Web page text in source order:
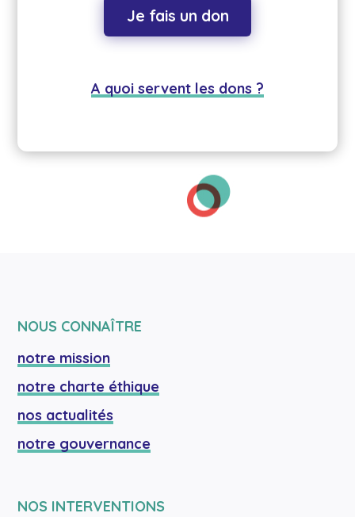
Je fais un don
A quoi servent les dons ?
NOUS CONNAÎTRE
notre mission
notre charte éthique
nos actualités
notre gouvernance
NOS INTERVENTIONS